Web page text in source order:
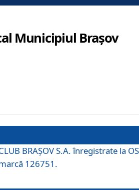
Municipiul Brașov
BRAȘOV S.A. înregistrate la
126751.